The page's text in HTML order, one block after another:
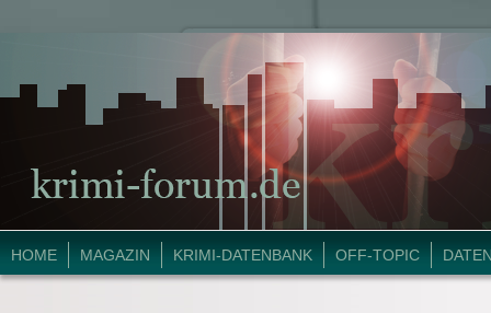
HOME MAGAZIN KRIMI-DATENBANK OFF-TOPIC